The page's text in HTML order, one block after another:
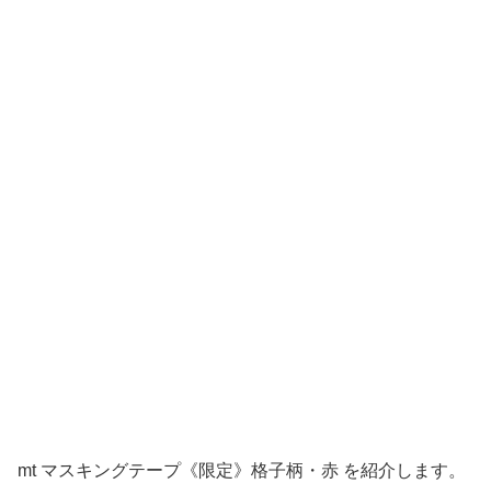
mt マスキングテープ《限定》格子柄・赤 を紹介します。